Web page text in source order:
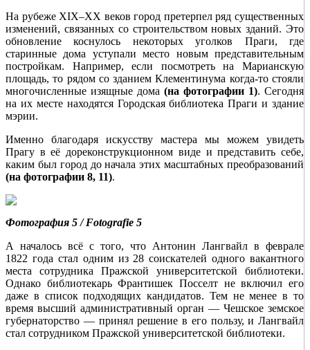
На рубеже XIX–XX веков город претерпел ряд существенных
изменений, связанных со строительством новых зданий. Это
обновление коснулось некоторых уголков Праги, где
старинные дома уступали место новым представительным
постройкам. Например, если посмотреть на Марианскую
площадь, то рядом со зданием Клементинума ­когда-то стояли
многочисленные изящные дома (на фотографии 1). Сегодня
на их месте находятся Городская библиотека Праги и здание
мэрии.
Именно благодаря искусству мастера мы можем увидеть
Прагу в её дореконструкционном виде и представить себе,
каким был город до начала этих масштабных преобразований
(на фотографии 8, 11).
Фотография 5 / Fotografie 5
А началось всё с того, что Антонин Лангвайл в феврале
1822 года стал одним из 28 соискателей одного вакантного
места сотрудника Пражской университетской библиотеки.
Однако библиотекарь Франтишек Посселт не включил его
даже в список подходящих кандидатов. Тем не менее в то
время высший административный орган — Чешское земское
губернаторство — принял решение в его пользу, и Лангвайл
стал сотрудником Пражской университетской библиотеки.